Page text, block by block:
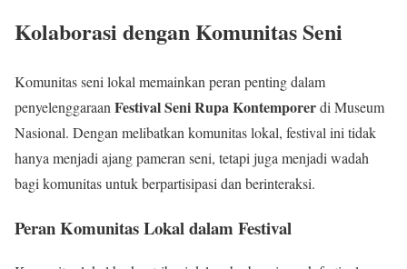
Kolaborasi dengan Komunitas Seni
Komunitas seni lokal memainkan peran penting dalam
penyelenggaraan Festival Seni Rupa Kontemporerdi Museum
Nasional. Dengan melibatkan komunitas lokal, festival ini tidak
hanya menjadi ajang pameran seni, tetapi juga menjadi wadah
bagi komunitas untuk berpartisipasi dan berinteraksi.
Peran Komunitas Lokal dalam Festival